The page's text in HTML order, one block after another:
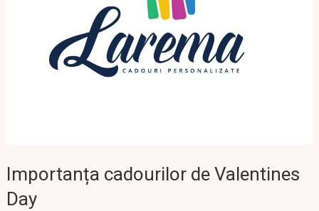
Importanța cadourilor de Valentines
Day